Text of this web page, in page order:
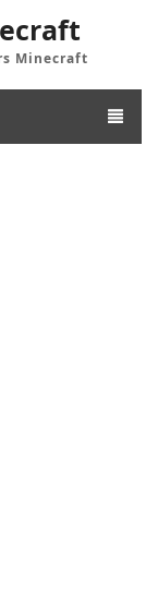
Minecraft